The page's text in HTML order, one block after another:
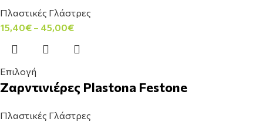
Πλαστικές Γλάστρες
15,40€ – 45,00€
Επιλογή
Ζαρντινιέρες Plastona Festone
Πλαστικές Γλάστρες